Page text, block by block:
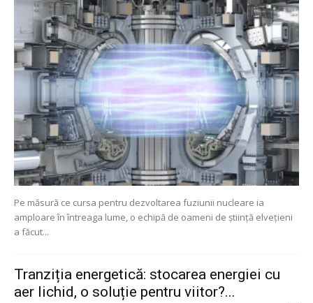
Pe măsură ce cursa pentru dezvoltarea fuziunii nucleare ia
amploare în întreaga lume, o echipă de oameni de știință elvețieni
a făcut...
Tranziția energetică: stocarea energiei cu
aer lichid, o soluție pentru viitor?...